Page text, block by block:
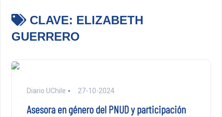
CLAVE: ELIZABETH
GUERRERO
Diario UChile 27-10-2024
Asesora en género del PNUD y participación